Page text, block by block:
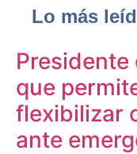
Lo más
que
flexibilizar
ante